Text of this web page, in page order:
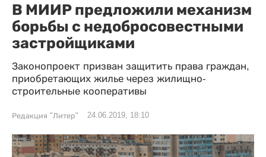
В МИИР предложили механизм
борьбы с недобросовестными
застройщиками
Законопроект призван защитить права граждан,
приобретающих жилье через жилищно-
строительные кооперативы
Редакция "Литер" 24.06.2019, 18:10